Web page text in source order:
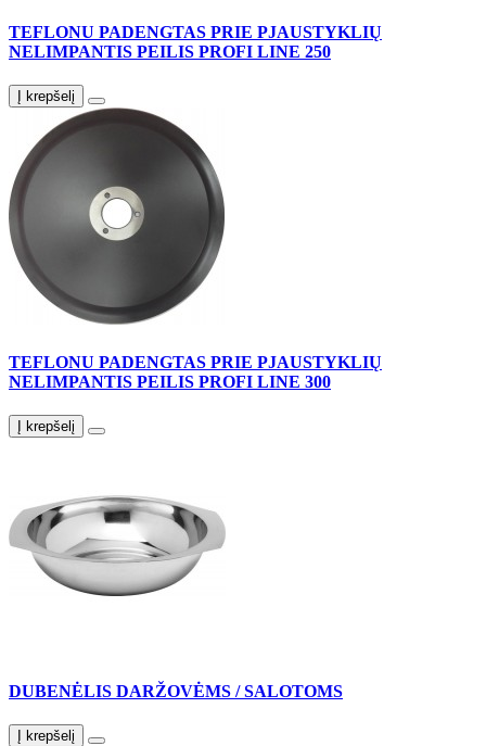
TEFLONU PADENGTAS PRIE PJAUSTYKLIŲ
NELIMPANTIS PEILIS PROFI LINE 250
Į krepšelį
TEFLONU PADENGTAS PRIE PJAUSTYKLIŲ
NELIMPANTIS PEILIS PROFI LINE 300
Į krepšelį
DUBENĖLIS DARŽOVĖMS / SALOTOMS
Į krepšelį